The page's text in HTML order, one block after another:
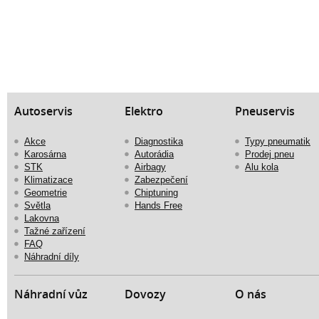
Autoservis
Akce
Karosárna
STK
Klimatizace
Geometrie
Světla
Lakovna
Tažné zařízení
FAQ
Náhradní díly
Elektro
Diagnostika
Autorádia
Airbagy
Zabezpečení
Chiptuning
Hands Free
Pneuservis
Typy pneumatik
Prodej pneu
Alu kola
Náhradní vůz Dovozy O nás